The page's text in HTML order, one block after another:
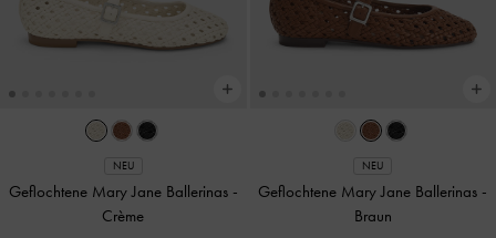
NEU
Geflochtene Mary Jane Ballerinas -
Crème
NEU
Geflochtene Mary Jane Ballerinas -
Braun